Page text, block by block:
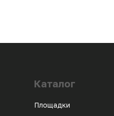
Каталог
Площадки